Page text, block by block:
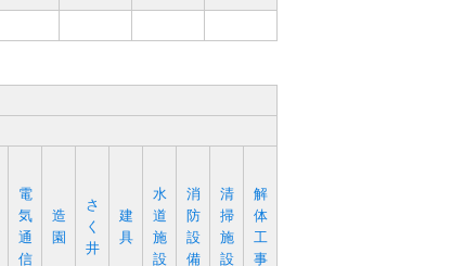
電
気
通
信
造
園
さ
く
井
建
具
水
道
施
設
消
防
設
備
清
掃
施
設
解
体
工
事